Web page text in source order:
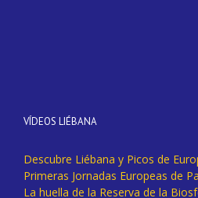
VÍDEOS LIÉBANA
Descubre Liébana y Picos de
Primeras Jornadas Europeas de
La huella de la Reserva de la